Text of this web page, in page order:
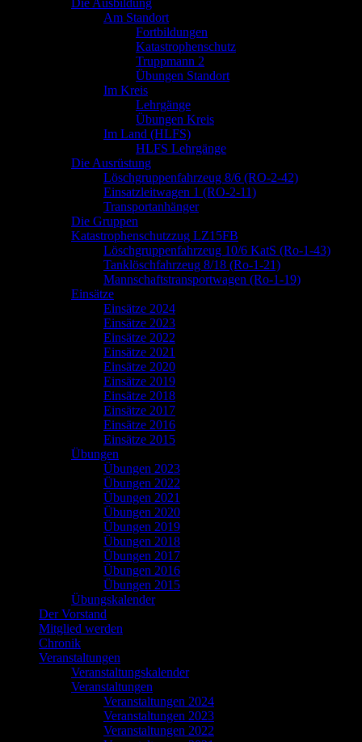
Die Ausbildung
Am Standort
Fortbildungen
Katastrophenschutz
Truppmann 2
Übungen Standort
Im Kreis
Lehrgänge
Übungen Kreis
Im Land (HLFS)
HLFS Lehrgänge
Die Ausrüstung
Löschgruppenfahrzeug 8/6 (RO-2-42)
Einsatzleitwagen 1 (RO-2-11)
Transportanhänger
Die Gruppen
Katastrophenschutzzug LZ15FB
Löschgruppenfahrzeug 10/6 KatS (Ro-1-43)
Tanklöschfahrzeug 8/18 (Ro-1-21)
Mannschaftstransportwagen (Ro-1-19)
Einsätze
Einsätze 2024
Einsätze 2023
Einsätze 2022
Einsätze 2021
Einsätze 2020
Einsätze 2019
Einsätze 2018
Einsätze 2017
Einsätze 2016
Einsätze 2015
Übungen
Übungen 2023
Übungen 2022
Übungen 2021
Übungen 2020
Übungen 2019
Übungen 2018
Übungen 2017
Übungen 2016
Übungen 2015
Übungskalender
Der Vorstand
Mitglied werden
Chronik
Veranstaltungen
Veranstaltungskalender
Veranstaltungen
Veranstaltungen 2024
Veranstaltungen 2023
Veranstaltungen 2022